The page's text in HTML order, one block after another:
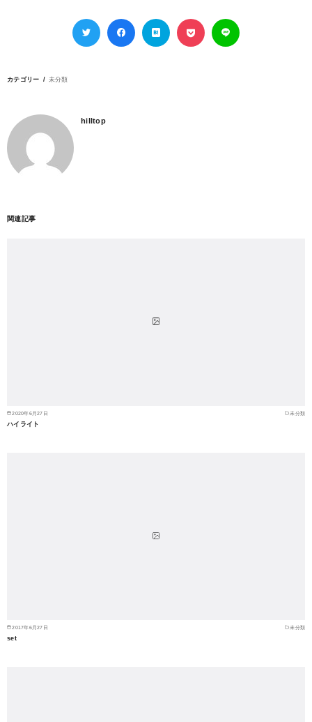
カテゴリー 未分類
hilltop
関連記事
2020年6月27日 未分類
ハイライト
2017年6月27日 未分類
set